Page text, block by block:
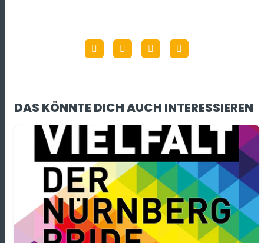
DAS KÖNNTE DICH AUCH INTERESSIEREN